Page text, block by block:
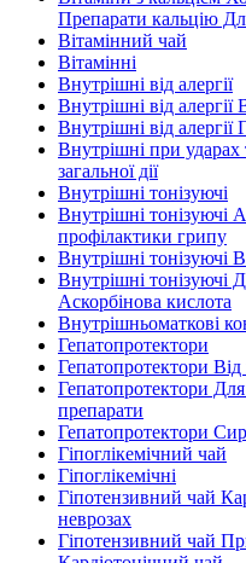
Препарати кальцію
Вітамінний чай
Вітамінні
Внутрішні від алергії
Внутрішні від алергії
Внутрішні від алергії
Внутрішні при ударах
загальної дії
Внутрішні тонізуючі
Внутрішні тонізуючі
профілактики грипу
Внутрішні тонізуючі
Внутрішні тонізуючі
Аскорбінова кислота
Внутрішньоматкові
Гепатопротектори
Гепатопротектори Від
Гепатопротектори
препарати
Гепатопротектори
Гіпоглікемічний чай
Гіпоглікемічні
Гіпотензивний чай
неврозах
Гіпотензивний чай